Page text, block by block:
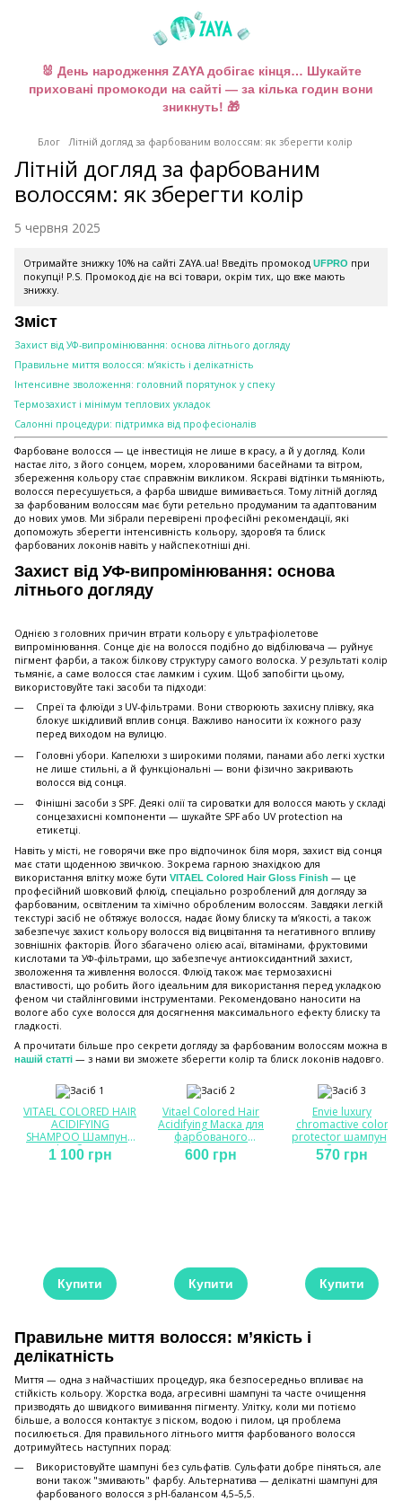
🐰 День народження ZAYA добігає кінця… Шукайте
приховані промокоди на сайті — за кілька годин вони
зникнуть! 🎁
Блог Літній догляд за фарбованим волоссям: як зберегти колір
Літній догляд за фарбованим
волоссям: як зберегти колір
5 червня 2025
Отримайте знижку 10% на сайті ZAYA.ua! Введіть промокод UFPRO при
покупці! P.S. Промокод діє на всі товари, окрім тих, що вже мають
знижку.
Зміст
Захист від УФ-випромінювання: основа літнього догляду
Правильне миття волосся: м’якість і делікатність
Інтенсивне зволоження: головний порятунок у спеку
Термозахист і мінімум теплових укладок
Салонні процедури: підтримка від професіоналів
Фарбоване волосся — це інвестиція не лише в красу, а й у догляд. Коли
настає літо, з його сонцем, морем, хлорованими басейнами та вітром,
збереження кольору стає справжнім викликом. Яскраві відтінки тьмяніють,
волосся пересушується, а фарба швидше вимивається. Тому літній догляд
за фарбованим волоссям має бути ретельно продуманим та адаптованим
до нових умов. Ми зібрали перевірені професійні рекомендації, які
допоможуть зберегти інтенсивність кольору, здоров’я та блиск
фарбованих локонів навіть у найспекотніші дні.
Захист від УФ-випромінювання: основа
літнього догляду
Однією з головних причин втрати кольору є ультрафіолетове
випромінювання. Сонце діє на волосся подібно до відбілювача — руйнує
пігмент фарби, а також білкову структуру самого волоска. У результаті колір
тьмяніє, а саме волосся стає ламким і сухим. Щоб запобігти цьому,
використовуйте такі засоби та підходи:
Спреї та флюїди з UV-фільтрами. Вони створюють захисну плівку, яка
блокує шкідливий вплив сонця. Важливо наносити їх кожного разу
перед виходом на вулицю.
Головні убори. Капелюхи з широкими полями, панами або легкі хустки
не лише стильні, а й функціональні — вони фізично закривають
волосся від сонця.
Фінішні засоби з SPF. Деякі олії та сироватки для волосся мають у складі
сонцезахисні компоненти — шукайте SPF або UV protection на
етикетці.
Навіть у місті, не говорячи вже про відпочинок біля моря, захист від сонця
має стати щоденною звичкою. Зокрема гарною знахідкою для
використання влітку може бути VITAEL Colored Hair Gloss Finish — це
професійний шовковий флюїд, спеціально розроблений для догляду за
фарбованим, освітленим та хімічно обробленим волоссям. Завдяки легкій
текстурі засіб не обтяжує волосся, надає йому блиску та м’якості, а також
забезпечує захист кольору волосся від вицвітання та негативного впливу
зовнішніх факторів. Його збагачено олією асаї, вітамінами, фруктовими
кислотами та УФ-фільтрами, що забезпечує антиоксидантний захист,
зволоження та живлення волосся. Флюїд також має термозахисні
властивості, що робить його ідеальним для використання перед укладкою
феном чи стайлінговими інструментами. Рекомендовано наносити на
вологе або сухе волосся для досягнення максимального ефекту блиску та
гладкості.
А прочитати більше про секрети догляду за фарбованим волоссям можна в
нашій статті — з нами ви зможете зберегти колір та блиск локонів надовго.
VITAEL COLORED HAIR
ACIDIFYING
SHAMPOO Шампунь
для фарбованого
волосся
1 100 грн
Купити
Vitael Colored Hair
Acidifying Маска для
фарбованого
волосся
600 грн
Купити
Envie luxury
chromaсtive color
protector шампунь
для збереження
кольору з
570 грн
Купити
Правильне миття волосся: м’якість і
делікатність
Миття — одна з найчастіших процедур, яка безпосередньо впливає на
стійкість кольору. Жорстка вода, агресивні шампуні та часте очищення
призводять до швидкого вимивання пігменту. Улітку, коли ми потіємо
більше, а волосся контактує з піском, водою і пилом, ця проблема
посилюється. Для правильного літнього миття фарбованого волосся
дотримуйтесь наступних порад:
Використовуйте шампуні без сульфатів. Сульфати добре піняться, але
вони також "змивають" фарбу. Альтернатива — делікатні шампуні для
фарбованого волосся з pH-балансом 4,5–5,5.